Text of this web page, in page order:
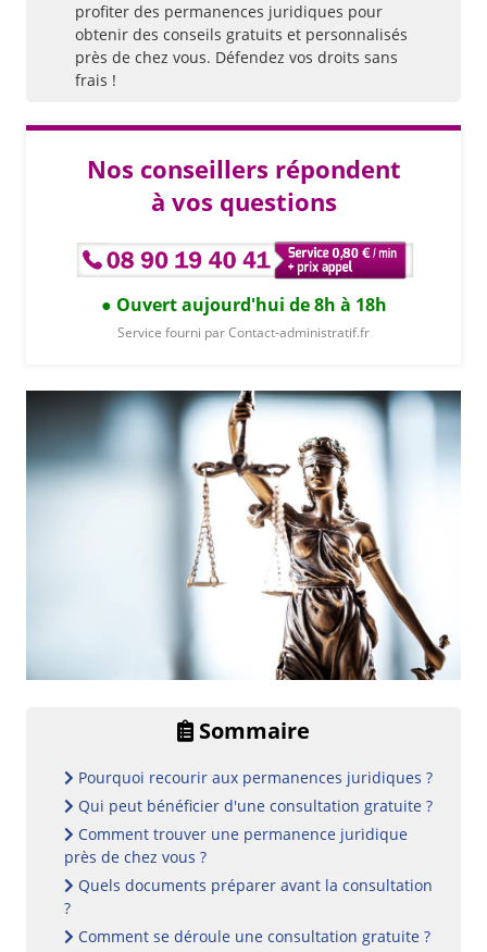
profiter des permanences juridiques pour
obtenir des conseils gratuits et personnalisés
près de chez vous. Défendez vos droits sans
frais !
Nos conseillers répondent
à vos questions
Ouvert aujourd'hui de 8h à 18h
Service fourni par Contact-administratif.fr
Sommaire
Pourquoi recourir aux permanences juridiques ?
Qui peut bénéficier d'une consultation gratuite ?
Comment trouver une permanence juridique
près de chez vous ?
Quels documents préparer avant la consultation
?
Comment se déroule une consultation gratuite ?